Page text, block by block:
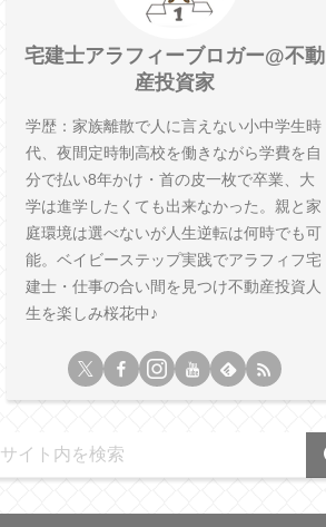
宅建士アラフィーブロガー@不動
産投資家
学歴：家族離散で人に言えない小中学生時
代、夜間定時制高校を働きながら学費を自
分で払い8年かけ・首の皮一枚で卒業、大
学は進学したくても出来なかった。親と家
庭環境は選べないが人生逆転は何時でも可
能。ベイビーステップ実践でアラフィフ宅
建士・仕事の合い間を見つけ不動産投資人
生を楽しみ桜花中♪